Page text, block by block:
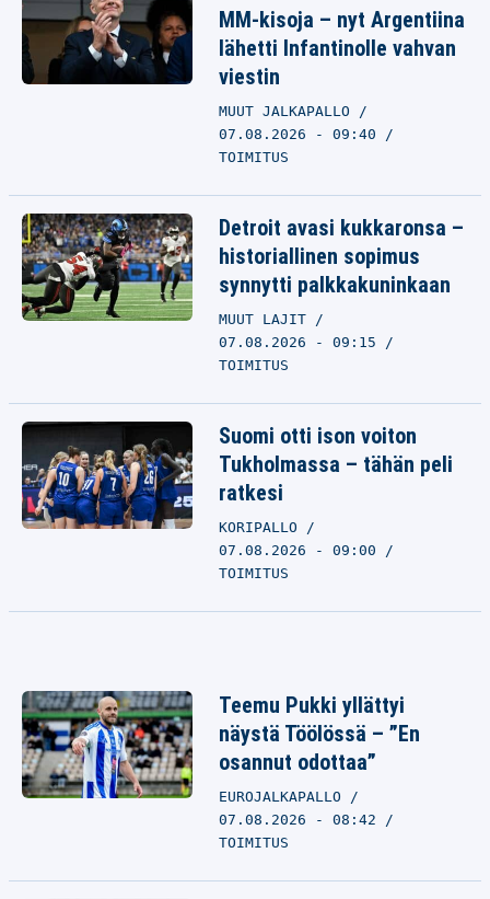
MM-kisoja – nyt Argentiina
lähetti Infantinolle vahvan
viestin
MUUT JALKAPALLO
07.08.2026 - 09:40
TOIMITUS
Detroit avasi kukkaronsa –
historiallinen sopimus
synnytti palkkakuninkaan
MUUT LAJIT
07.08.2026 - 09:15
TOIMITUS
Suomi otti ison voiton
Tukholmassa – tähän peli
ratkesi
KORIPALLO
07.08.2026 - 09:00
TOIMITUS
Teemu Pukki yllättyi
näystä Töölössä – ”En
osannut odottaa”
EUROJALKAPALLO
07.08.2026 - 08:42
TOIMITUS